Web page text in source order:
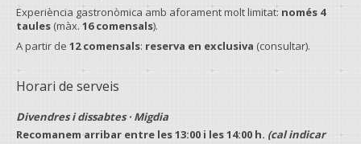
Experiència gastronòmica amb aforament molt limitat: només 4
taules (màx. 16 comensals).
A partir de 12 comensals: reserva en exclusiva (consultar).
Horari de serveis
Divendres i dissabtes · Migdia
Recomanem arribar entre les13:00 i les14:00 h. (cal indicar